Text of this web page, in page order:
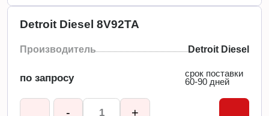
Detroit Diesel 8V92TA
Производитель Detroit Diesel
по запросу
срок поставки
60-90 дней
- +